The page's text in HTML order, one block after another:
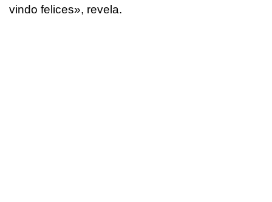
vindo felices», revela.